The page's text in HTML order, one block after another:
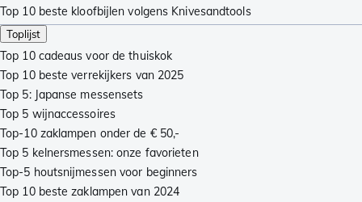
Top 10 beste kloofbijlen volgens Knivesandtools
Toplijst
Top 10 cadeaus voor de thuiskok
Top 10 beste verrekijkers van 2025
Top 5: Japanse messensets
Top 5 wijnaccessoires
Top-10 zaklampen onder de € 50,-
Top 5 kelnersmessen: onze favorieten
Top-5 houtsnijmessen voor beginners
Top 10 beste zaklampen van 2024